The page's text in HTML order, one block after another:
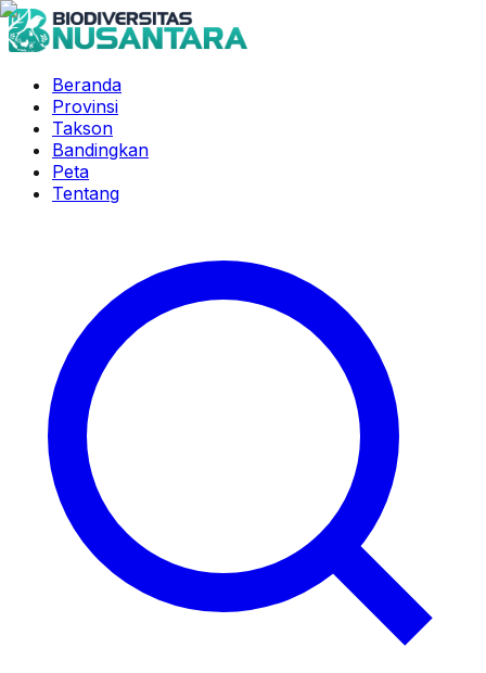
Beranda
Provinsi
Takson
Bandingkan
Peta
Tentang